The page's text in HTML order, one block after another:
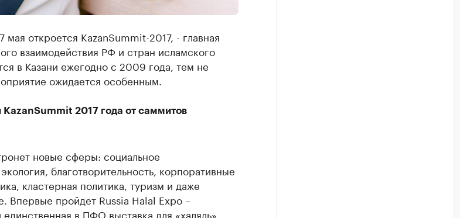
мая откроется KazanSummit-2017, - главная
взаимодействия РФ и стран исламского
в Казани ежегодно с 2009 года, тем не
ожидается особенным.
KazanSummit 2017 года от саммитов
новые сферы: социальное
благотворительность, корпоративные
кластерная политика, туризм и даже
Впервые пройдет Russia Halal Expo –
в ПФО выставка для «халяль»